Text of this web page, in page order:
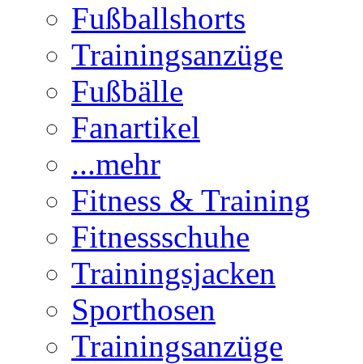
Fußballshorts
Trainingsanzüge
Fußbälle
Fanartikel
...mehr
Fitness & Training
Fitnessschuhe
Trainingsjacken
Sporthosen
Trainingsanzüge